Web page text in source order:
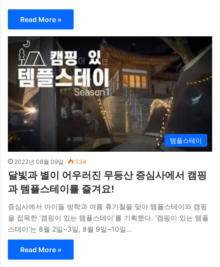
Read More »
템플스테이
2022년 08월 09일 534
달빛과 별이 어우러진 무등산 증심사에서 캠핑
과 템플스테이를 즐겨요!
증심사에서 아이들 방학과 여름 휴가철을 맞아 템플스테이와 캠핑
을 접목한 ‘캠핑이 있는 템플스테이’를 기획했다. ‘캠핑이 있는 템플
스테이’는 8월 2일~3일, 8월 9일~10일…
Read More »